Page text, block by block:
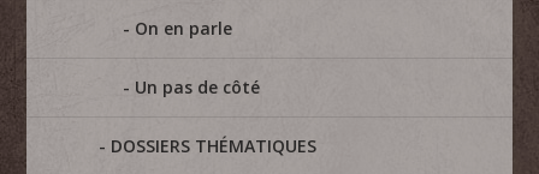
On en parle
Un pas de côté
DOSSIERS THÉMATIQUES